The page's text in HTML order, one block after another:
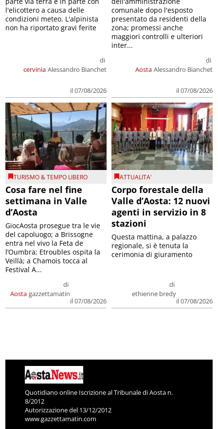
cervinia
di
Alessandro Bianchet
il 07/08/2026
l'elicottero a causa delle
condizioni meteo. L'alpinista
non ha riportato gravi ferite
Aosta
di
Alessandro Bianchet
il 07/08/2026
comunale dopo l'esposto
presentato da residenti della
zona; promessi anche
maggiori controlli e ulteriori
inter...
TURISMO & TEMPO LIBERO
Cosa fare nel fine
settimana in Valle
d’Aosta
Aosta
di
gazzettamatin
il 07/08/2026
GiocAosta prosegue tra le vie
del capoluogo; a Brissogne
entra nel vivo la Feta de
l’Oumbra; Etroubles ospita la
Veillà; a Chamois tocca al
Festival A...
ATTUALITA'
Corpo forestale della
Valle d’Aosta: 12 nuovi
agenti in servizio in 8
stazioni
di
ethienne bredy
il 07/08/2026
Questa mattina, a palazzo
regionale, si è tenuta la
cerimonia di giuramento
Quotidiano online Iscrizione al Tribunale di Aosta n.
8/2012
Autorizzazione del 13/12/2012
www.gazzettamatin.com